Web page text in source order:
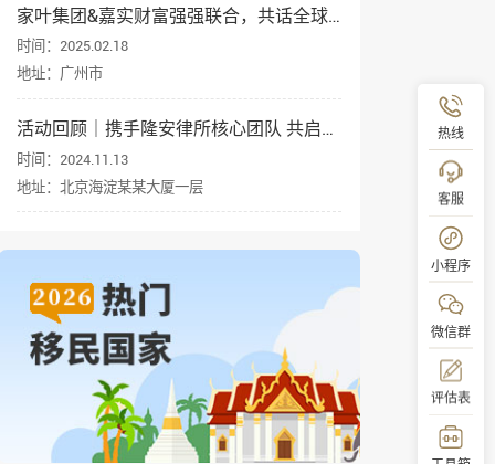
家叶集团&嘉实财富强强联合，共话全球资产配置与身份规划
时间：2025.02.18
地址：广州市
活动回顾｜携手隆安律所核心团队 共启企业出海新征程
时间：2024.11.13
地址：北京海淀某某大厦一层
热线
客服
小程序
微信群
评估表